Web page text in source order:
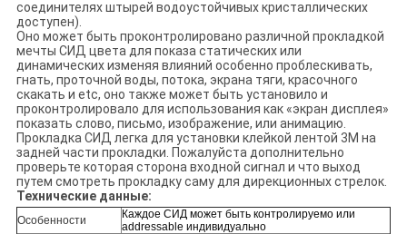
соединителях штырей водоустойчивых кристаллических
доступен).
Оно может быть проконтролировано различной прокладкой
мечты СИД цвета для показа статических или
динамических изменяя влияний особенно проблескивать,
гнать, проточной воды, потока, экрана тяги, красочного
скакать и etc, оно также может быть установило и
проконтролировало для использования как «экран дисплея»
показать слово, письмо, изображение, или анимацию.
Прокладка СИД легка для установки клейкой лентой 3M на
задней части прокладки. Пожалуйста дополнительно
проверьте которая сторона входной сигнал и что выход
путем смотреть прокладку саму для дирекционных стрелок.
Технические данные:
Особенности
Каждое СИД может быть контролируемо или
addressable индивидуально